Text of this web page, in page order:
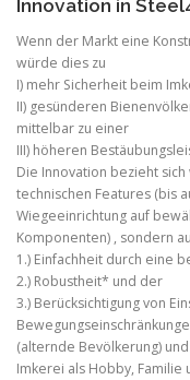
Innovation in
Wenn der Markt eine
würde dies zu
I) mehr Sicherheit beim
II) gesünderen
mittelbar zu einer
III) höheren
Die Innovation bezieht
technischen Features (bis
Wiegeeinrichtung auf
Komponenten) , sondern
1.) Einfachheit durch eine
2.) Robustheit* und der
3.) Berücksichtigung von
(alternde Bevölkerung)
Imkerei als Hobby, Familie